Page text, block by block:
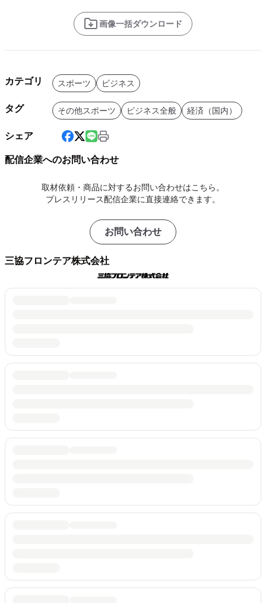
画像一括ダウンロード
カテゴリ スポーツ ビジネス
タグ その他スポーツ ビジネス全般 経済（国内）
シェア
配信企業へのお問い合わせ
取材依頼・商品に対するお問い合わせはこちら。
プレスリリース配信企業に直接連絡できます。
お問い合わせ
三協フロンテア株式会社